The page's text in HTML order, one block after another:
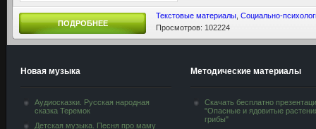
ПОДРОБНЕЕ
Текстовые материалы Социально-
Просмотров: 102224
Новая музыка
Аудиосказки. Русская народная
сказка Теремок
Детская музыка. Песня про маму
Методические материалы
Скачать бесплатно
"Опасные и ядовитые
грибы"